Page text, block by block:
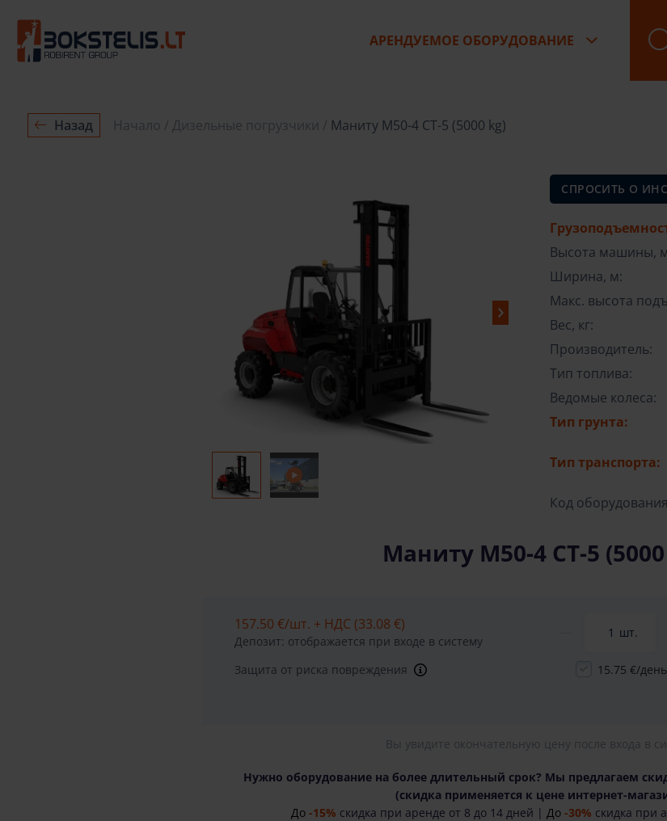
АРЕНДУЕМОЕ ОБОРУДОВАНИЕ
Назад Начало Дизельные погрузчики Маниту М50-4 СТ-5 (5000 kg)
СПРОСИТЬ О
Высота машины,
Ширина, м:
Макс. высота
Вес, кг:
Производитель:
Тип топлива:
Ведомые колеса:
Тип грунта:
Тип транспорта:
Код
Маниту М50-4 СТ-5
157.50 €/шт. + НДС (33.08 €)
Депозит: отображается при входе в систему
шт.
Защита от риска повреждения 15.75 €/день
Вы увидите окончательную цену после входа в
Нужно оборудование на более длительный срок? Мы предлагаем
(cкидка применяется к цене интернет-
До -15% скидка при аренде от 8 до 14 дней | До -30% скидка при